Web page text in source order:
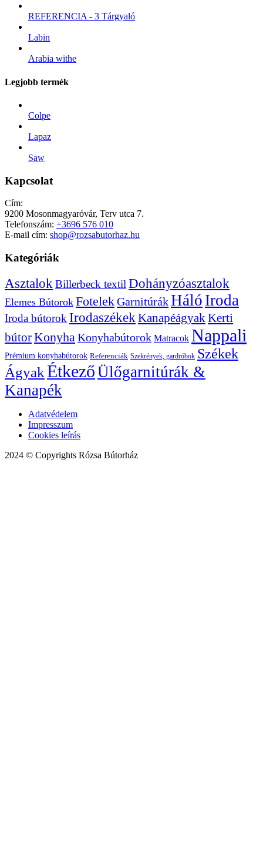
REFERENCIA - 3 Tárgyaló
Labin
Arabia withe
Legjobb termék
Colpe
Lapaz
Saw
Kapcsolat
Cím:
9200 Mosonmagyaróvár, Terv utca 7.
Telefonszám: +3696 576 010
E-mail cím: shop@rozsabutorhaz.hu
Kategóriák
Asztalok Billerbeck textil Dohányzóasztalok
Elemes Bútorok FotelekGarnitúrákHáló Iroda
Iroda bútorok Irodaszékek KanapéágyakKerti
bútorKonyhaKonyhabútorok Matracok Nappali
Prémium konyhabútorok Referenciák Szekrények, gardróbok Székek
ÁgyakÉtkezőÜlőgarnitúrák &
Kanapék
Adatvédelem
Impresszum
Cookies leírás
2024 © Copyrights Rózsa Bútorház